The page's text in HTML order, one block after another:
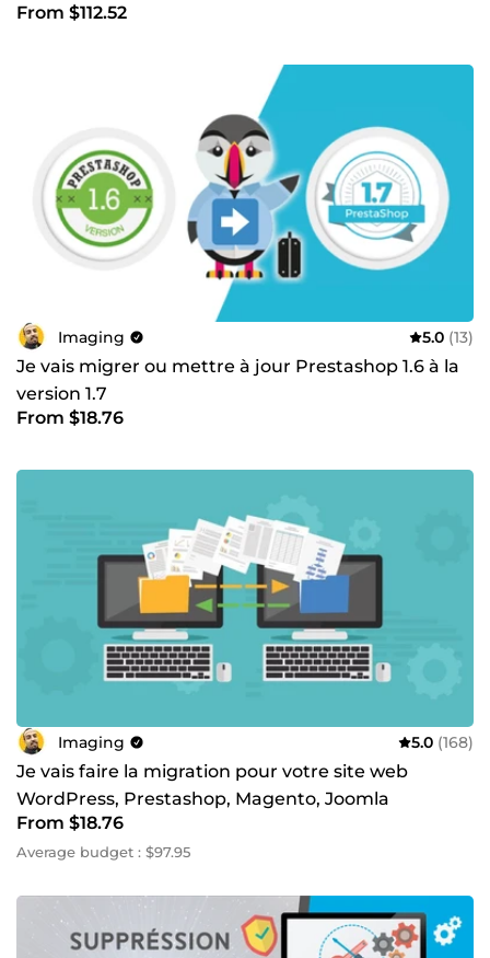
apporter un support technique de qualité, adapté à vos
From $112.52
Imaging 5.0 (13)
Je vais migrer ou mettre à jour Prestashop 1.6 à la
version 1.7
From $18.76
Imaging 5.0 (168)
Je vais faire la migration pour votre site web
WordPress, Prestashop, Magento, Joomla
From $18.76
Average budget : $97.95